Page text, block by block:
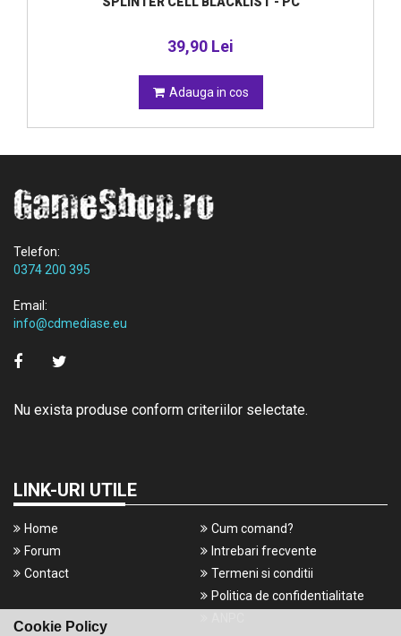
Cookie Policy
39,90 Lei
Adauga in cos
Telefon:
0374 200 395
Email:
info@cdmediase.eu
Nu exista produse conform criteriilor selectate.
LINK-URI UTILE
Home
Forum
Contact
Cum comand?
Intrebari frecvente
Termeni si conditii
Politica de confidentialitate